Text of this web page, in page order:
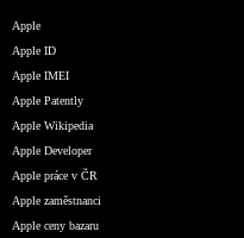
Apple
Apple ID
Apple IMEI
Apple Patently
Apple Wikipedia
Apple Developer
Apple práce v ČR
Apple zaměstnanci
Apple ceny bazaru